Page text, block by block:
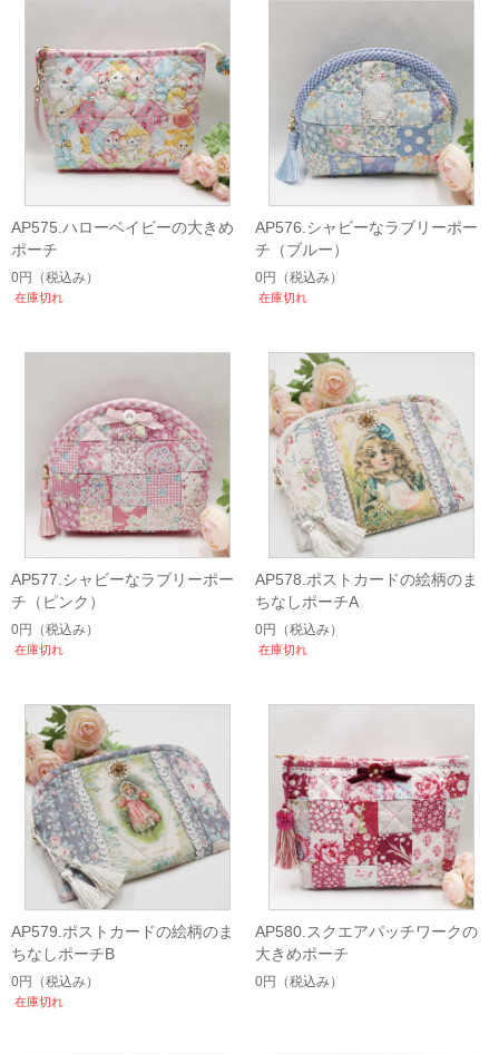
AP575.ハローベイビーの大きめ
ポーチ
0円 （税込み）
在庫切れ
AP576.シャビーなラブリーポー
チ（ブルー）
0円 （税込み）
在庫切れ
AP577.シャビーなラブリーポー
チ（ピンク）
0円 （税込み）
在庫切れ
AP578.ポストカードの絵柄のま
ちなしポーチA
0円 （税込み）
在庫切れ
AP579.ポストカードの絵柄のま
ちなしポーチB
0円 （税込み）
在庫切れ
AP580.スクエアパッチワークの
大きめポーチ
0円 （税込み）